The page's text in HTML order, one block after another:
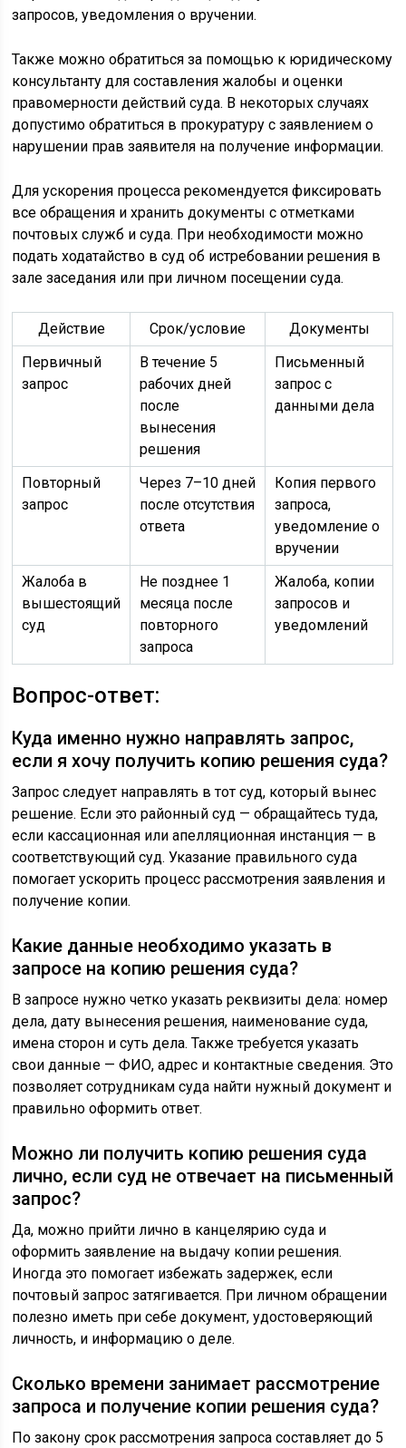
запросов, уведомления о вручении.
Также можно обратиться за помощью к юридическому
консультанту для составления жалобы и оценки
правомерности действий суда. В некоторых случаях
допустимо обратиться в прокуратуру с заявлением о
нарушении прав заявителя на получение информации.
Для ускорения процесса рекомендуется фиксировать
все обращения и хранить документы с отметками
почтовых служб и суда. При необходимости можно
подать ходатайство в суд об истребовании решения в
зале заседания или при личном посещении суда.
Действие Срок/условие
Документы
Первичный
запрос
В течение 5
рабочих дней
после
вынесения
решения
Письменный
запрос с
данными дела
Повторный
запрос
Через 7–10 дней
после отсутствия
ответа
Копия первого
запроса,
уведомление о
вручении
Жалоба в
вышестоящий
суд
Не позднее 1
месяца после
повторного
запроса
Жалоба, копии
запросов и
уведомлений
Вопрос-ответ:
Куда именно нужно направлять запрос,
если я хочу получить копию решения суда?
Запрос следует направлять в тот суд, который вынес
решение. Если это районный суд — обращайтесь туда,
если кассационная или апелляционная инстанция — в
соответствующий суд. Указание правильного суда
помогает ускорить процесс рассмотрения заявления и
получение копии.
Какие данные необходимо указать в
запросе на копию решения суда?
В запросе нужно четко указать реквизиты дела: номер
дела, дату вынесения решения, наименование суда,
имена сторон и суть дела. Также требуется указать
свои данные — ФИО, адрес и контактные сведения. Это
позволяет сотрудникам суда найти нужный документ и
правильно оформить ответ.
Можно ли получить копию решения суда
лично, если суд не отвечает на письменный
запрос?
Да, можно прийти лично в канцелярию суда и
оформить заявление на выдачу копии решения.
Иногда это помогает избежать задержек, если
почтовый запрос затягивается. При личном обращении
полезно иметь при себе документ, удостоверяющий
личность, и информацию о деле.
Сколько времени занимает рассмотрение
запроса и получение копии решения суда?
По закону срок рассмотрения запроса составляет до 5